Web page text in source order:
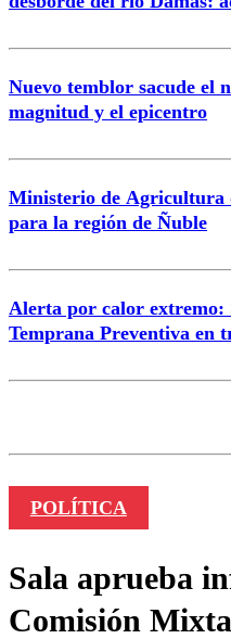
Nuevo temblor sacude el
magnitud y el epicentro
Ministerio de Agricultura
para la región de Ñuble
Alerta por calor extremo:
Temprana Preventiva en
POLÍTICA
Sala aprueba
Comisión